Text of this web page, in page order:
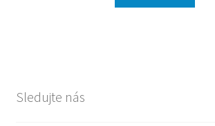
Sledujte nás